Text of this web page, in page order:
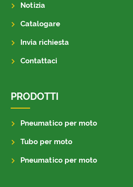
Notizia
Catalogare
Invia richiesta
Contattaci
PRODOTTI
Pneumatico per moto
Tubo per moto
Pneumatico per moto